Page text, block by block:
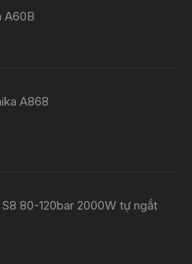
A60B
A868
80-120bar 2000W tự ngắt